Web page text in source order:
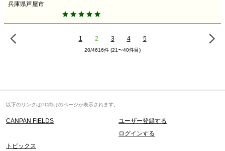
兵庫県芦屋市
1 2 3 4 5
20/4616件 (21〜40件目)
以下のリンクはPC向けのページが表示されます。
CANPAN FIELDS
ユーザー登録する
ログインする
トピックス